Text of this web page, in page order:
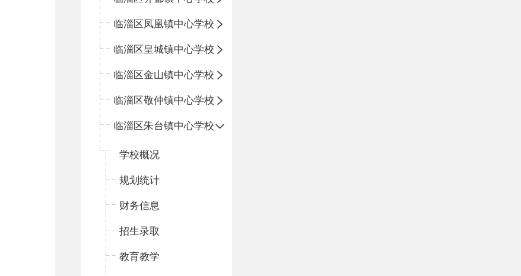
临淄区凤凰镇中心学校
临淄区皇城镇中心学校
临淄区金山镇中心学校
临淄区敬仲镇中心学校
临淄区朱台镇中心学校
学校概况
规划统计
财务信息
招生录取
教育教学